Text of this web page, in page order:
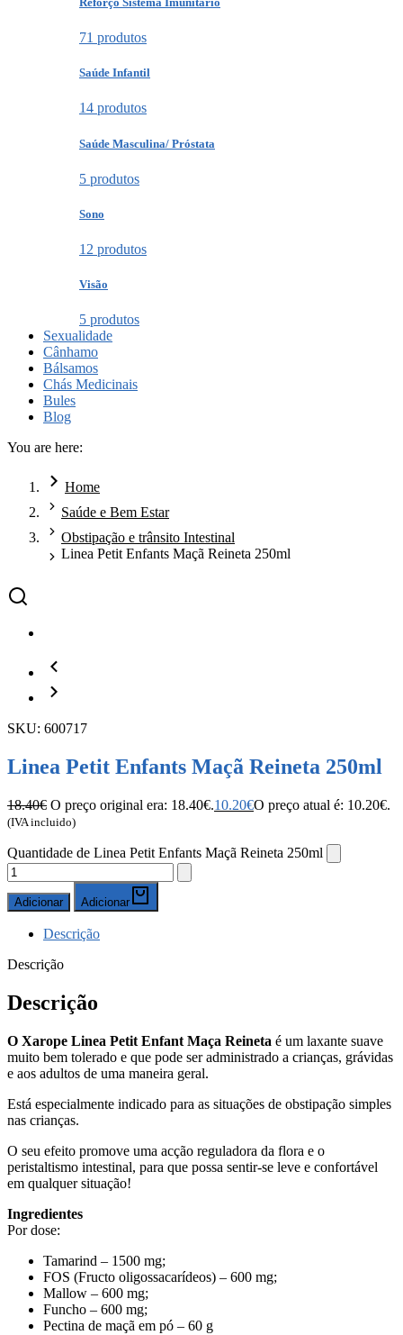
71 produtos
Saúde Infantil
14 produtos
Saúde Masculina/ Próstata
5 produtos
Sono
12 produtos
Visão
5 produtos
Sexualidade
Cânhamo
Bálsamos
Chás Medicinais
Bules
Blog
You are here:
Home
Saúde e Bem Estar
Obstipação e trânsito Intestinal
Linea Petit Enfants Maçã Reineta 250ml
SKU: 600717
Linea Petit Enfants Maçã Reineta 250ml
18.40€ O preço original era: 18.40€.10.20€O preço atual é: 10.20€.
(IVA incluido)
Quantidade de Linea Petit Enfants Maçã Reineta 250ml
Adicionar Adicionar
Descrição
Descrição
Descrição
O Xarope Linea Petit Enfant Maça Reineta é um laxante suave
muito bem tolerado e que pode ser administrado a crianças, grávidas
e aos adultos de uma maneira geral.
Está especialmente indicado para as situações de obstipação simples
nas crianças.
O seu efeito promove uma acção reguladora da flora e o
peristaltismo intestinal, para que possa sentir-se leve e confortável
em qualquer situação!
Ingredientes
Por dose:
Tamarind – 1500 mg;
FOS (Fructo oligossacarídeos) – 600 mg;
Mallow – 600 mg;
Funcho – 600 mg;
Pectina de maçã em pó – 60 g